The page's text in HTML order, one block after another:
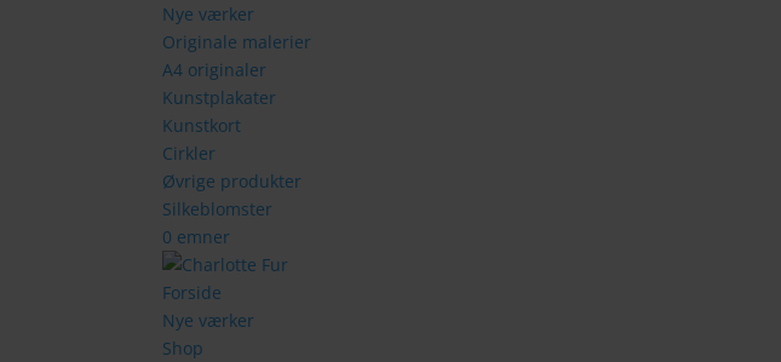
Nye værker
Originale malerier
A4 originaler
Kunstplakater
Kunstkort
Cirkler
Øvrige produkter
Silkeblomster
0 emner
Forside
Nye værker
Shop